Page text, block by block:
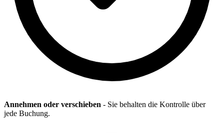
Annehmen oder verschieben - Sie behalten die Kontrolle über
jede Buchung.